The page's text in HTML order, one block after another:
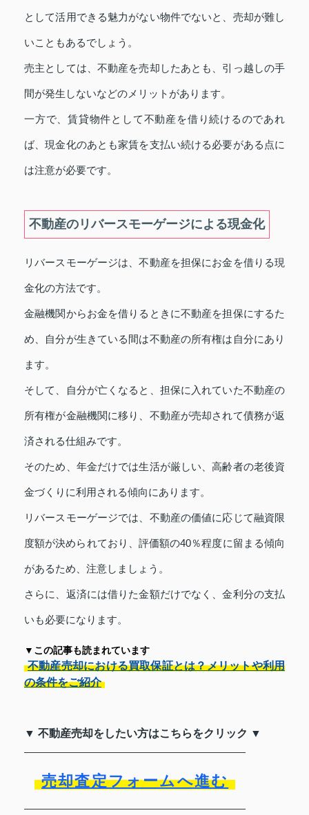
として活用できる魅力がない物件でないと、売却が難し
いこともあるでしょう。
売主としては、不動産を売却したあとも、引っ越しの手
間が発生しないなどのメリットがあります。
一方で、賃貸物件として不動産を借り続けるのであれ
ば、現金化のあとも家賃を支払い続ける必要がある点に
は注意が必要です。
不動産のリバースモーゲージによる現金化
リバースモーゲージは、不動産を担保にお金を借りる現
金化の方法です。
金融機関からお金を借りるときに不動産を担保にするた
め、自分が生きている間は不動産の所有権は自分にあり
ます。
そして、自分が亡くなると、担保に入れていた不動産の
所有権が金融機関に移り、不動産が売却されて債務が返
済される仕組みです。
そのため、年金だけでは生活が厳しい、高齢者の老後資
金づくりに利用される傾向にあります。
リバースモーゲージでは、不動産の価値に応じて融資限
度額が決められており、評価額の40％程度に留まる傾向
があるため、注意しましょう。
さらに、返済には借りた金額だけでなく、金利分の支払
いも必要になります。
▼この記事も読まれています
不動産売却における買取保証とは？メリットや利用
の条件をご紹介
▼ 不動産売却をしたい方はこちらをクリック ▼
売却査定フォームへ進む